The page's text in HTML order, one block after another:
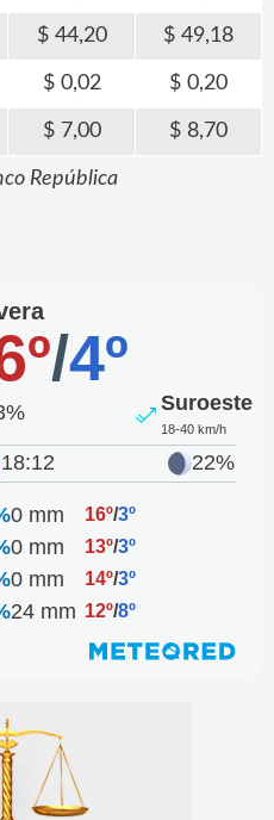
44,20 49,18
0,02 0,20
7,00 8,70
República
/4º
Suroeste
18-40 km/h
18:12 22%
0 mm 16º/3º
0 mm 13º/3º
0 mm 14º/3º
24 mm 12º/8º